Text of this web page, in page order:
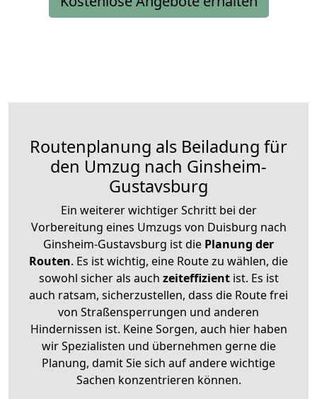
Routenplanung als Beiladung für
den Umzug nach Ginsheim-
Gustavsburg
Ein weiterer wichtiger Schritt bei der
Vorbereitung eines Umzugs von Duisburg nach
Ginsheim-Gustavsburg ist die Planung der
Routen. Es ist wichtig, eine Route zu wählen, die
sowohl sicher als auch zeiteffizientist. Es ist
auch ratsam, sicherzustellen, dass die Route frei
von Straßensperrungen und anderen
Hindernissen ist. Keine Sorgen, auch hier haben
wir Spezialisten und übernehmen gerne die
Planung, damit Sie sich auf andere wichtige
Sachen konzentrieren können.